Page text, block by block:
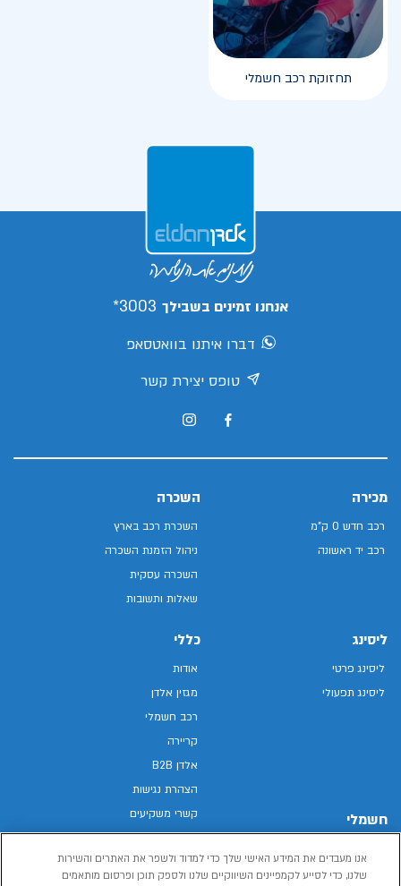
תחזוקת רכב חשמלי
אנחנו זמינים בשבילך 3003*
דברו איתנו בוואטסאפ
טופס יצירת קשר
מכירה
רכב חדש 0 ק"מ
רכב יד ראשונה
השכרה
השכרת רכב בארץ
ניהול הזמנת השכרה
השכרה עסקית
שאלות ותשובות
ליסינג
ליסינג פרטי
ליסינג תפעולי
חשמלי
רכב חשמלי
כללי
אודות
מגזין אלדן
רכב חשמלי
קריירה
אלדן B2B
הצהרת נגישות
קשרי משקיעים
מפת האתר
מדיניות פרטיות
אנו מעבדים את המידע האישי שלך כדי למדוד ולשפר את האתרים והשירות
שלנו, כדי לסייע לקמפיינים השיווקיים שלנו ולספק תוכן ופרסום מותאמים